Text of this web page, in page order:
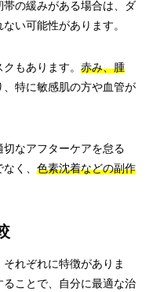
の緩みがある場合は、ダ
い可能性があります。
もあります。 赤み、腫
、特に敏感肌の方や血管が
なアフターケアを怠る
く、 色素沈着などの副作
れぞれに特徴がありま
ことで、自分に最適な治